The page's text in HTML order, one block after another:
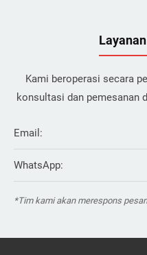
Kami beroperasi secara
konsultasi dan pemesanan
Email:
WhatsApp:
*Tim kami akan merespons